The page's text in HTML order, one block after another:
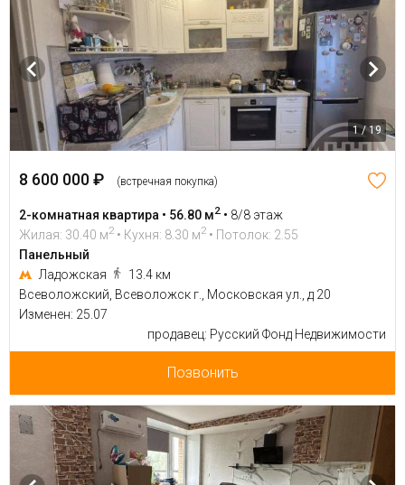
1 / 19
8 600 000 ₽ (встречная покупка)
2-комнатная квартира • 56.80 м2 • 8/8 этаж
Жилая: 30.40 м2 • Кухня: 8.30 м2 • Потолок: 2.55
Панельный
Ладожская
13.4 км
Всеволожский, Всеволожск г., Московская ул., д 20
Изменен: 25.07
продавец: Русский Фонд Недвижимости
Позвонить